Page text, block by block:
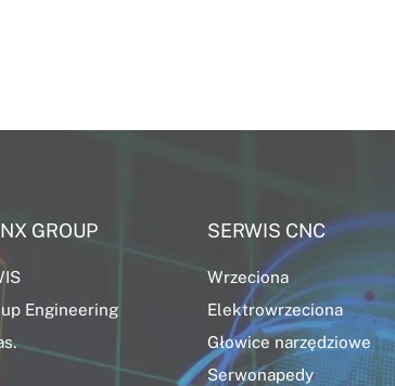
GROUP
Engineering
SERWIS CNC
Wrzeciona
Elektrowrzeciona
Głowice narzędziowe
Serwonapedy